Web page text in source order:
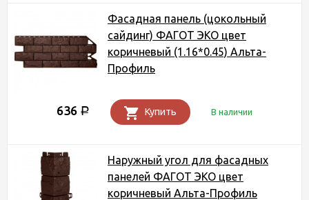
Фасадная панель (цокольный
сайдинг) ФАГОТ ЭКО цвет
коричневый (1.16*0.45) Альта-
Профиль
636 Р Купить В наличии
Наружный угол для фасадных
панелей ФАГОТ ЭКО цвет
коричневый Альта-Профиль